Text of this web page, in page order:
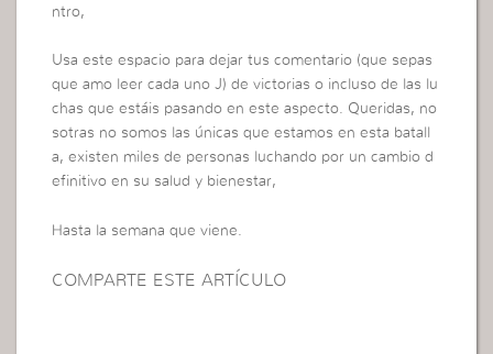
ntro,
Usa este espacio para dejar tus comentario (que sepas
que amo leer cada uno J) de victorias o incluso de las lu
chas que estáis pasando en este aspecto. Queridas, no
sotras no somos las únicas que estamos en esta batall
a, existen miles de personas luchando por un cambio d
efinitivo en su salud y bienestar,
Hasta la semana que viene.
COMPARTE ESTE ARTÍCULO